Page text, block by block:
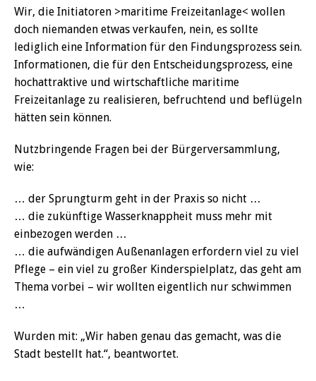
Wir, die Initiatoren >maritime Freizeitanlage< wollen
doch niemanden etwas verkaufen, nein, es sollte
lediglich eine Information für den Findungsprozess sein.
Informationen, die für den Entscheidungsprozess, eine
hochattraktive und wirtschaftliche maritime
Freizeitanlage zu realisieren, befruchtend und beflügeln
hätten sein können.
Nutzbringende Fragen bei der Bürgerversammlung,
wie:
… der Sprungturm geht in der Praxis so nicht …
… die zukünftige Wasserknappheit muss mehr mit
einbezogen werden …
… die aufwändigen Außenanlagen erfordern viel zu viel
Pflege – ein viel zu großer Kinderspielplatz, das geht am
Thema vorbei – wir wollten eigentlich nur schwimmen
…
Wurden mit: „Wir haben genau das gemacht, was die
Stadt bestellt hat.“, beantwortet.